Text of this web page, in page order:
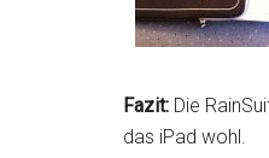
Fazit: Die
das iPad wohl.